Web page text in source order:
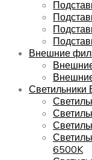
Внешние
Светильники
6500K